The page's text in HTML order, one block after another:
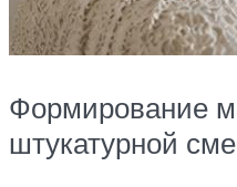
Формирование
штукатурной